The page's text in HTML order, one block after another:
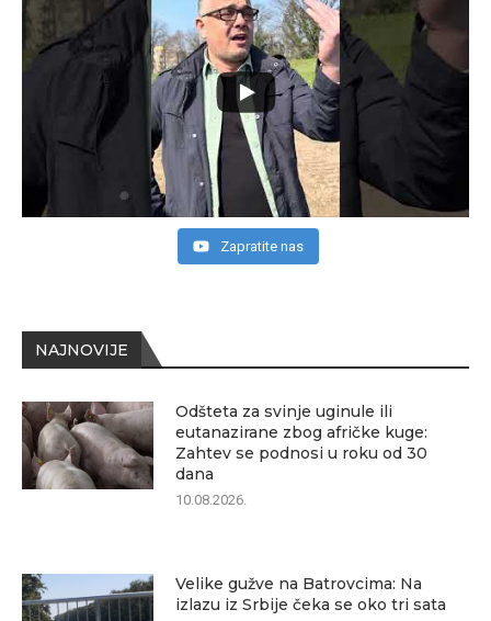
NAJNOVIJE
Odšteta za svinje uginule ili
eutanazirane zbog afričke kuge:
Zahtev se podnosi u roku od 30
dana
10.08.2026.
Velike gužve na Batrovcima: Na
izlazu iz Srbije čeka se oko tri sata
Zapratite nas